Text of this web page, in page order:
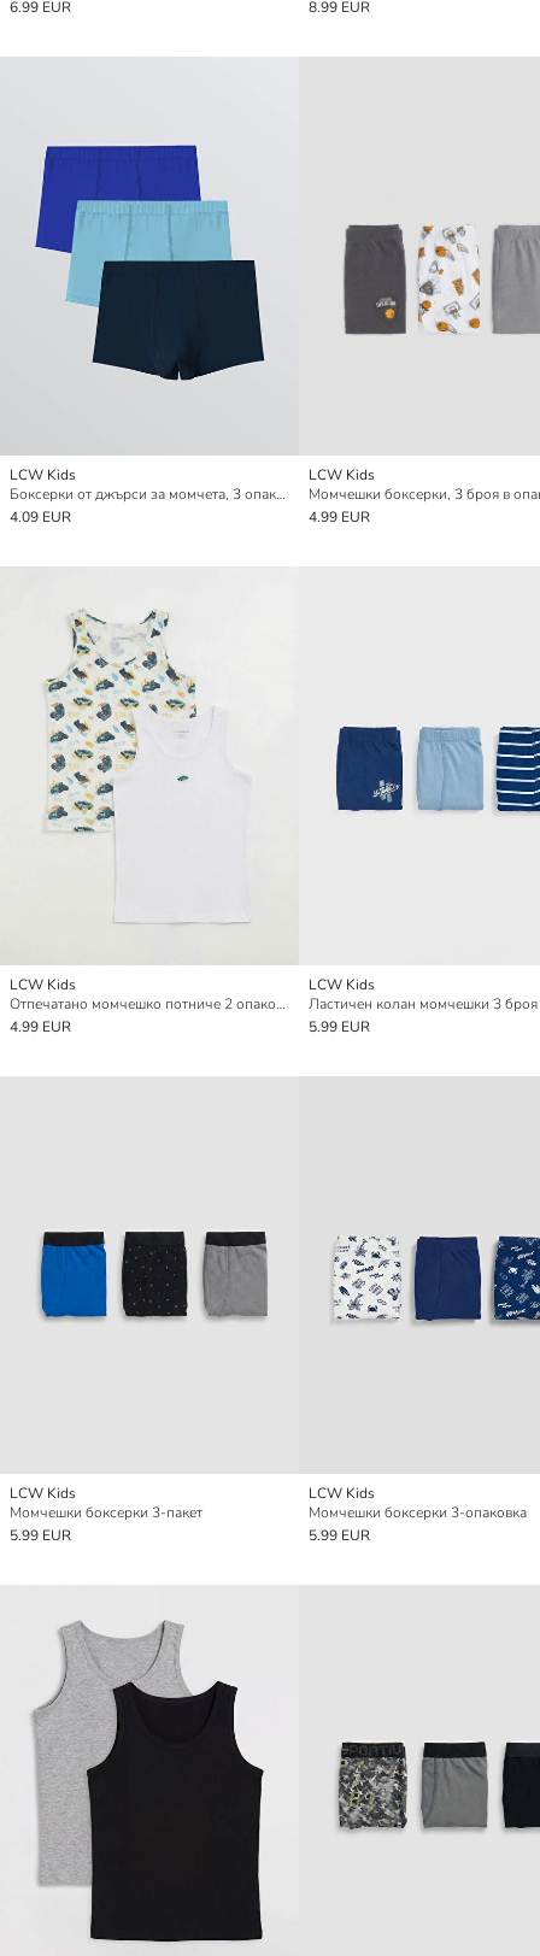
6.99 EUR 8.99 EUR
LCW Kids
Боксерки от джърси за момчета, 3 опаковки
4.09 EUR
LCW Kids
Момчешки боксерки, 3 броя в
4.99 EUR
LCW Kids
Отпечатано момчешко потниче 2 опаковки
4.99 EUR
LCW Kids
5.99 EUR
LCW Kids
Момчешки боксерки 3-пакет
5.99 EUR
LCW Kids
Момчешки боксерки 3-опаковка
5.99 EUR